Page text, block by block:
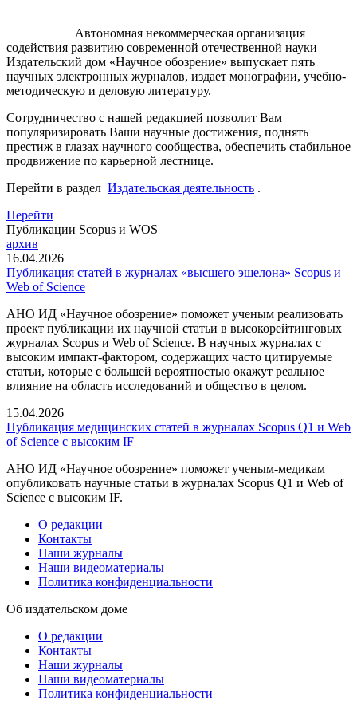
Автономная некоммерческая организация
содействия развитию современной отечественной науки
Издательский дом «Научное обозрение» выпускает пять
научных электронных журналов, издает монографии, учебно-
методическую и деловую литературу.
Сотрудничество с нашей редакцией позволит Вам
популяризировать Ваши научные достижения, поднять
престиж в глазах научного сообщества, обеспечить стабильное
продвижение по карьерной лестнице.
Перейти в раздел Издательская деятельность .
Перейти
Публикации Scopus и WOS
архив
16.04.2026
Публикация статей в журналах «высшего эшелона» Scopus и
Web of Science
АНО ИД «Научное обозрение» поможет ученым реализовать
проект публикации их научной статьи в высокорейтинговых
журналах Scopus и Web of Science. В научных журналах с
высоким импакт-фактором, содержащих часто цитируемые
статьи, которые с большей вероятностью окажут реальное
влияние на область исследований и общество в целом.
15.04.2026
Публикация медицинских статей в журналах Scopus Q1 и Web
of Science с высоким IF
АНО ИД «Научное обозрение» поможет ученым-медикам
опубликовать научные статьи в журналах Scopus Q1 и Web of
Science с высоким IF.
О редакции
Контакты
Наши журналы
Наши видеоматериалы
Политика конфиденциальности
Об издательском доме
О редакции
Контакты
Наши журналы
Наши видеоматериалы
Политика конфиденциальности